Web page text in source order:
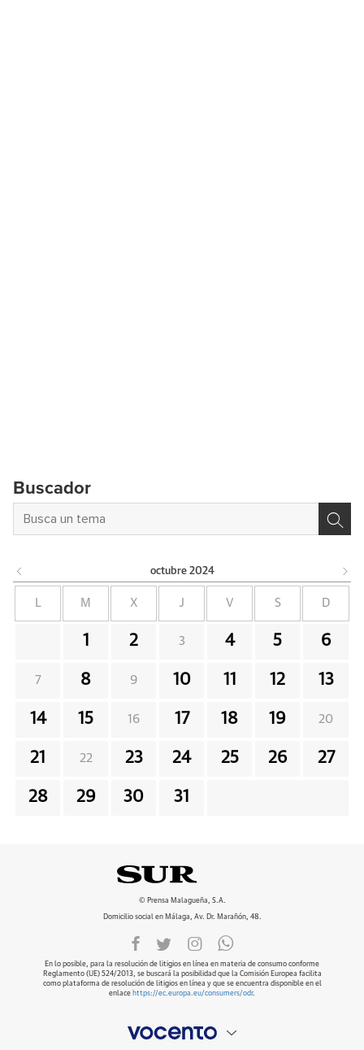
Buscador
octubre 2024
M X J V S D
1 2 3 4 5 6
7 8 9 10 11 12 13
14 15 16 17 18 19 20
21 22 23 24 25 26 27
28 29 30 31
© Prensa Malagueña, S.A.
Domicilio social en Málaga, Av. Dr. Marañón, 48.
En lo posible, para la resolución de litigios en línea en materia de consumo conforme
Reglamento (UE) 524/2013, se buscará la posibilidad que la Comisión Europea facilita
como plataforma de resolución de litigios en línea y que se encuentra disponible en el
enlace https://ec.europa.eu/consumers/odr.